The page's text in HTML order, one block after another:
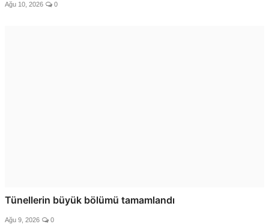
Ağu 10, 2026 0
Tünellerin büyük bölümü tamamlandı
Ağu 9, 2026 0